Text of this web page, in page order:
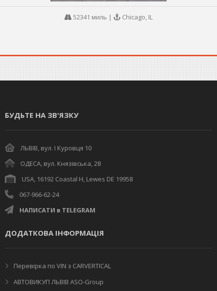
52341 миль | Chicago, IL
БУДЬТЕ НА ЗВ'ЯЗКУ
ЛЬВІВ, вул. І Куровця 10
ОДЕСА, вул. Князівська, 28
USA, 16192 Coastal H, Lewes DE 19958
067-966-62-24
НАПИСАТИ в TELEGRAM
ДОДАТКОВА ІНФОРМАЦІЯ
Перевірка по VIN з CARVERTICAL
АВТОВИКУП ЛЬВІВ ASO-Group